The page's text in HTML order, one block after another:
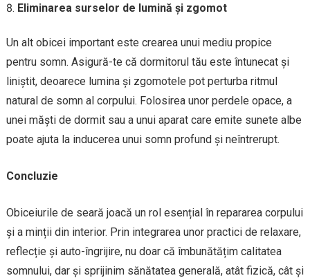
Eliminarea surselor de lumină și zgomot
Un alt obicei important este crearea unui mediu propice
pentru somn. Asigură-te că dormitorul tău este întunecat și
liniștit, deoarece lumina și zgomotele pot perturba ritmul
natural de somn al corpului. Folosirea unor perdele opace, a
unei măști de dormit sau a unui aparat care emite sunete albe
poate ajuta la inducerea unui somn profund și neîntrerupt.
Concluzie
Obiceiurile de seară joacă un rol esențial în repararea corpului
și a minții din interior. Prin integrarea unor practici de relaxare,
reflecție și auto-îngrijire, nu doar că îmbunătățim calitatea
somnului, dar și sprijinim sănătatea generală, atât fizică, cât și